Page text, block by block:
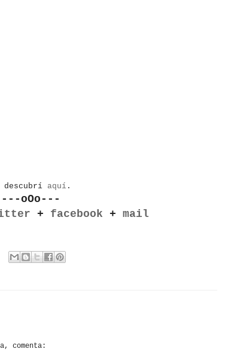
descubrí aquí .
---oOo---
+ facebook + mail
comenta: